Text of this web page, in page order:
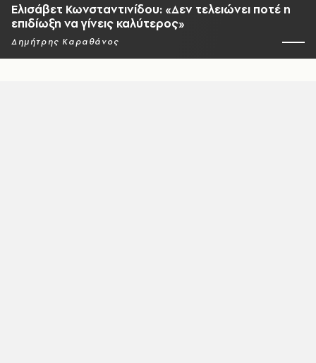
Ελισάβετ Κωνσταντινίδου: «Δεν τελειώνει ποτέ η
επιδίωξη να γίνεις καλύτερος»
Δημήτρης Καραθάνος